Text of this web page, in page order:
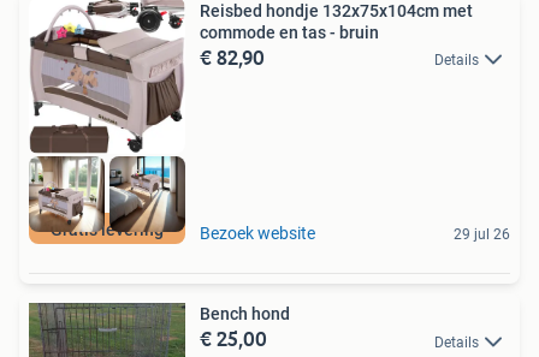
Gratis levering
Reisbed hondje 132x75x104cm met
commode en tas - bruin
€ 82,90 Details
Bezoek website 29 jul 26
Bench hond
€ 25,00 Details